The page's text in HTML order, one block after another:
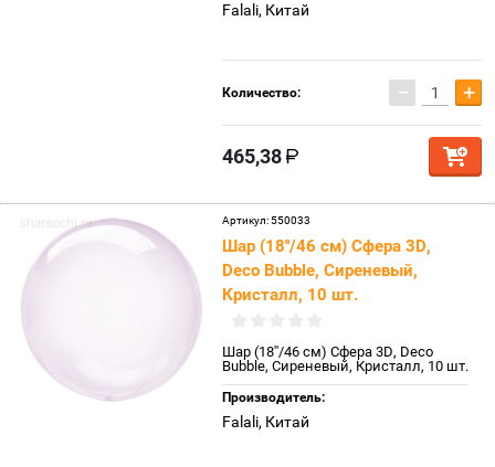
Falali, Китай
Количество: − +
465,38
Артикул:550033
Шар (18''/46 см) Сфера 3D,
Deco Bubble, Сиреневый,
Кристалл, 10 шт.
Шар (18''/46 см) Сфера 3D, Deco
Bubble, Сиреневый, Кристалл, 10 шт.
Производитель:
Falali, Китай